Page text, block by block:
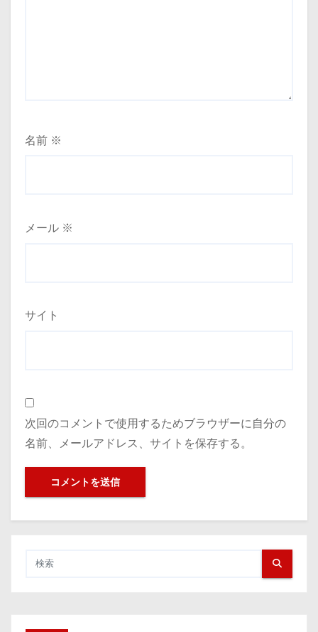
名前 ※
メール ※
サイト
次回のコメントで使用するためブラウザーに自分の
名前、メールアドレス、サイトを保存する。